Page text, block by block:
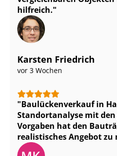
hilfreich.
Karsten Friedrich
vor 3 Wochen
Bau­lü­cken­ver­kauf in
Standortanalyse mit den
Vorgaben hat den
realistisches Angebot zu